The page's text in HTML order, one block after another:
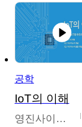
공학
IoT의 이해
영진사이버대학교